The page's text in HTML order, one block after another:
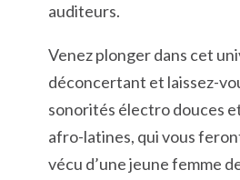
auditeurs.
Venez plonger dans cet
déconcertant et laissez-
sonorités électro douces
afro-latines, qui vous
vécu d’une jeune femme